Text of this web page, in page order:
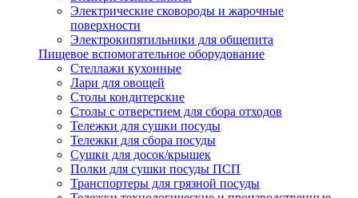
Электрические сковороды и жарочные
поверхности
Электрокипятильники для общепита
Пищевое вспомогательное оборудование
Стеллажи кухонные
Лари для овощей
Столы кондитерские
Столы с отверстием для сбора отходов
Тележки для сушки посуды
Тележки для сбора посуды
Сушки для досок/крышек
Полки для сушки посуды ПСП
Транспортеры для грязной посуды